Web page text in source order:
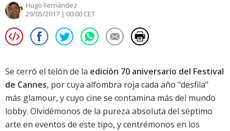
Hugo Fernández
29/05/2017 | 00:00 CET
Se cerró el telón de la edición 70 aniversario del Festival
de Cannes, por cuya alfombra roja cada año "desfila"
más glamour, y cuyo cine se contamina más del mundo
lobby. Olvidémonos de la pureza absoluta del séptimo
arte en eventos de este tipo, y centrémonos en los